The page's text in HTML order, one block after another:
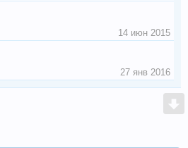
14 июн 2015
27 янв 2016